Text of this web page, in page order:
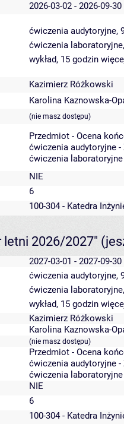
2026-03-02 - 2026-09-30
ćwiczenia audytoryjne,
ćwiczenia
wykład, 15 godzin
Kazimierz Różkowski
Karolina Kaznowska-
(nie masz dostępu)
Przedmiot - Ocena
ćwiczenia audytoryjne
ćwiczenia
NIE
6
100-304 - Katedra
letni 2026/2027"
2027-03-01 - 2027-09-30
ćwiczenia audytoryjne,
ćwiczenia
wykład, 15 godzin
Kazimierz Różkowski
Karolina Kaznowska-
(nie masz dostępu)
Przedmiot - Ocena
ćwiczenia audytoryjne
ćwiczenia
NIE
6
100-304 - Katedra